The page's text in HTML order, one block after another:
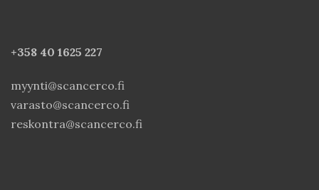
+358 40 1625 227
myynti@scancerco.fi
varasto@scancerco.fi
reskontra@scancerco.fi